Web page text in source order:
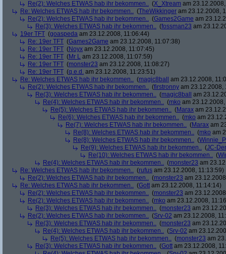
Re(2): Welches ETWAS hab ihr bekommen.. (X_Xtream am
Re: Welches ETWAS hab ihr bekommen.. (TheWikkinger am 23.12.2008,
Re(2): Welches ETWAS hab ihr bekommen.. (Games2Game am
Re(3): Welches ETWAS hab ihr bekommen.. (fossman23 am
19er TFT (goaspeda am 23.12.2008, 11:06:44)
Re: 19er TFT (Games2Game am 23.12.2008, 11:07:38)
Re: 19er TFT (Noyx am 23.12.2008, 11:07:45)
Re: 19er TFT (Mr L am 23.12.2008, 11:07:59)
Re: 19er TFT (monster23 am 23.12.2008, 11:08:27)
Re: 19er TFT (q.e.d. am 23.12.2008, 11:23:51)
Re: Welches ETWAS hab ihr bekommen.. (magic8ball
am 23.12.2008,
Re(2): Welches ETWAS hab ihr bekommen.. (firstronny am 23.12.2008,
Re(3): Welches ETWAS hab ihr bekommen.. (magic8ball
am
Re(4): Welches ETWAS hab ihr bekommen.. (mko am
Re(5): Welches ETWAS hab ihr bekommen.. (Marax am
Re(6): Welches ETWAS hab ihr bekommen.. (mko am
Re(7): Welches ETWAS hab ihr bekommen.. (Marax am
Re(8): Welches ETWAS hab ihr bekommen.. (mko am
Re(8): Welches ETWAS hab ihr bekommen.. (
Re(9): Welches ETWAS hab ihr bekommen.. (JC-
Re(10): Welches ETWAS hab ihr bekommen.. (
Re(4): Welches ETWAS hab ihr bekommen.. (monster23 am
Re: Welches ETWAS hab ihr bekommen.. (rufus am 23.12.2008, 11:13:59)
Re(2): Welches ETWAS hab ihr bekommen.. (monster23 am
Re: Welches ETWAS hab ihr bekommen.. (Gott am 23.12.2008, 11:14:14)
Re(2): Welches ETWAS hab ihr bekommen.. (monster23 am
Re(2): Welches ETWAS hab ihr bekommen.. (mko am 23.12.2008,
Re(3): Welches ETWAS hab ihr bekommen.. (monster23 am
Re(2): Welches ETWAS hab ihr bekommen.. (Srv-02 am 23.12.2008,
Re(3): Welches ETWAS hab ihr bekommen.. (monster23 am
Re(4): Welches ETWAS hab ihr bekommen.. (Srv-02 am
Re(5): Welches ETWAS hab ihr bekommen.. (monster23 am
Re(3): Welches ETWAS hab ihr bekommen.. (Gott am 23.12.2008,